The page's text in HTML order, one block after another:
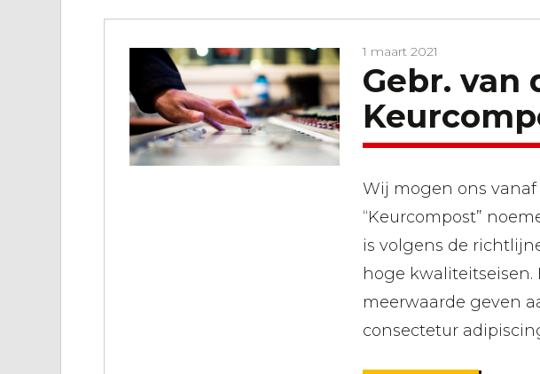
1 maart 2021
Gebr. van
Wij mogen ons
“Keurcompost”
is volgens de
hoge
meerwaarde geven
consectetur